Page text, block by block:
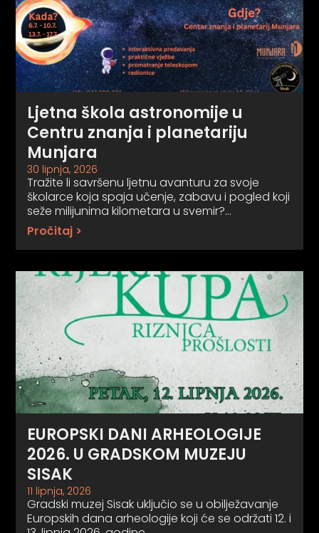
Ljetna škola astronomije u
Centru znanja i planetariju
Munjara
30 lipnja, 2026
Tražite li savršenu ljetnu avanturu za svoje
školarce koja spaja učenje, zabavu i pogled koji
seže milijunima kilometara u svemir?…
Pročitaj >
EUROPSKI DANI ARHEOLOGIJE
2026. U GRADSKOM MUZEJU
SISAK
11 lipnja, 2026
Gradski muzej Sisak uključio se u obilježavanje
Europskih dana arheologije koji će se održati 12. i